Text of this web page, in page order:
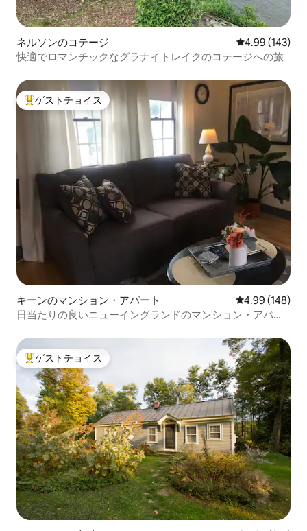
ネルソンのコテージ レビュー143
4.99 (143)
快適でロマンチックなグラナイトレイクのコテージへの旅
大好評のゲストチョイスです。
ゲストチョイス
キーンのマンション・アパート レビュー148
4.99 (148)
日当たりの良いニューイングランドのマンション・アパー
大好評のゲストチョイスです。
ゲストチョイス